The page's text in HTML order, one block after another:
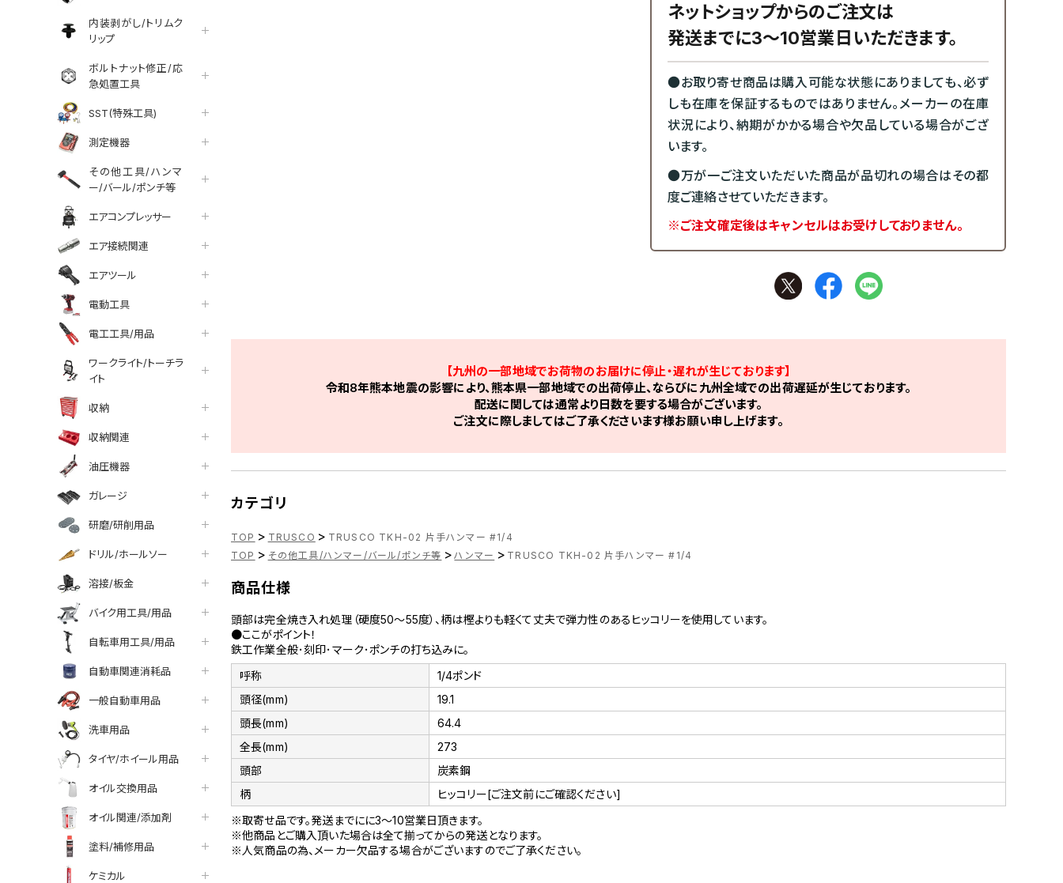
内装剥がし/トリムク
リップ
ボルトナット修正/応
急処置工具
SST(特殊工具)
測定機器
その他工具/ハンマ
ー/バール/ポンチ等
エアコンプレッサー
エア接続関連
エアツール
電動工具
電工工具/用品
ワークライト/トーチラ
イト
収納
収納関連
油圧機器
ガレージ
研磨/研削用品
ドリル/ホールソー
溶接/板金
バイク用工具/用品
自転車用工具/用品
自動車関連消耗品
一般自動車用品
洗車用品
タイヤ/ホイール用品
オイル交換用品
オイル関連/添加剤
塗料/補修用品
ケミカル
ネットショップからのご注文は
発送までに3～10営業日いただきます。
●お取り寄せ商品は購入可能な状態にありましても、必ず
しも在庫を保証するものではありません。メーカーの在庫
状況により、納期がかかる場合や欠品している場合がござ
います。
●万が一ご注文いただいた商品が品切れの場合はその都
度ご連絡させていただきます。
※ご注文確定後はキャンセルはお受けしておりません。
facebook
line
【九州の一部地域でお荷物のお届けに停止・遅れが生じております】
令和8年熊本地震の影響により、熊本県一部地域での出荷停止、ならびに九州全域での出荷遅延が生じております。
配送に関しては通常より日数を要する場合がございます。
ご注文に際しましてはご了承くださいます様お願い申し上げます。
カテゴリ
TOP > TRUSCO > TRUSCO TKH-02 片手ハンマー #1/4
TOP > その他工具/ハンマー/バール/ポンチ等 > ハンマー > TRUSCO TKH-02 片手ハンマー #1/4
商品仕様
頭部は完全焼き入れ処理（硬度50～55度）、柄は樫よりも軽くて丈夫で弾力性のあるヒッコリーを使用しています。
●ここがポイント！
鉄工作業全般･刻印･マーク･ポンチの打ち込みに。
呼称
1/4ポンド
頭径(mm)
19.1
頭長(mm)
64.4
全長(mm)
273
頭部
炭素鋼
柄
ヒッコリー[ご注文前にご確認ください]
※取寄せ品です。発送までにに3～10営業日頂きます。
※他商品とご購入頂いた場合は全て揃ってからの発送となります。
※人気商品の為、メーカー欠品する場合がございますのでご了承ください。